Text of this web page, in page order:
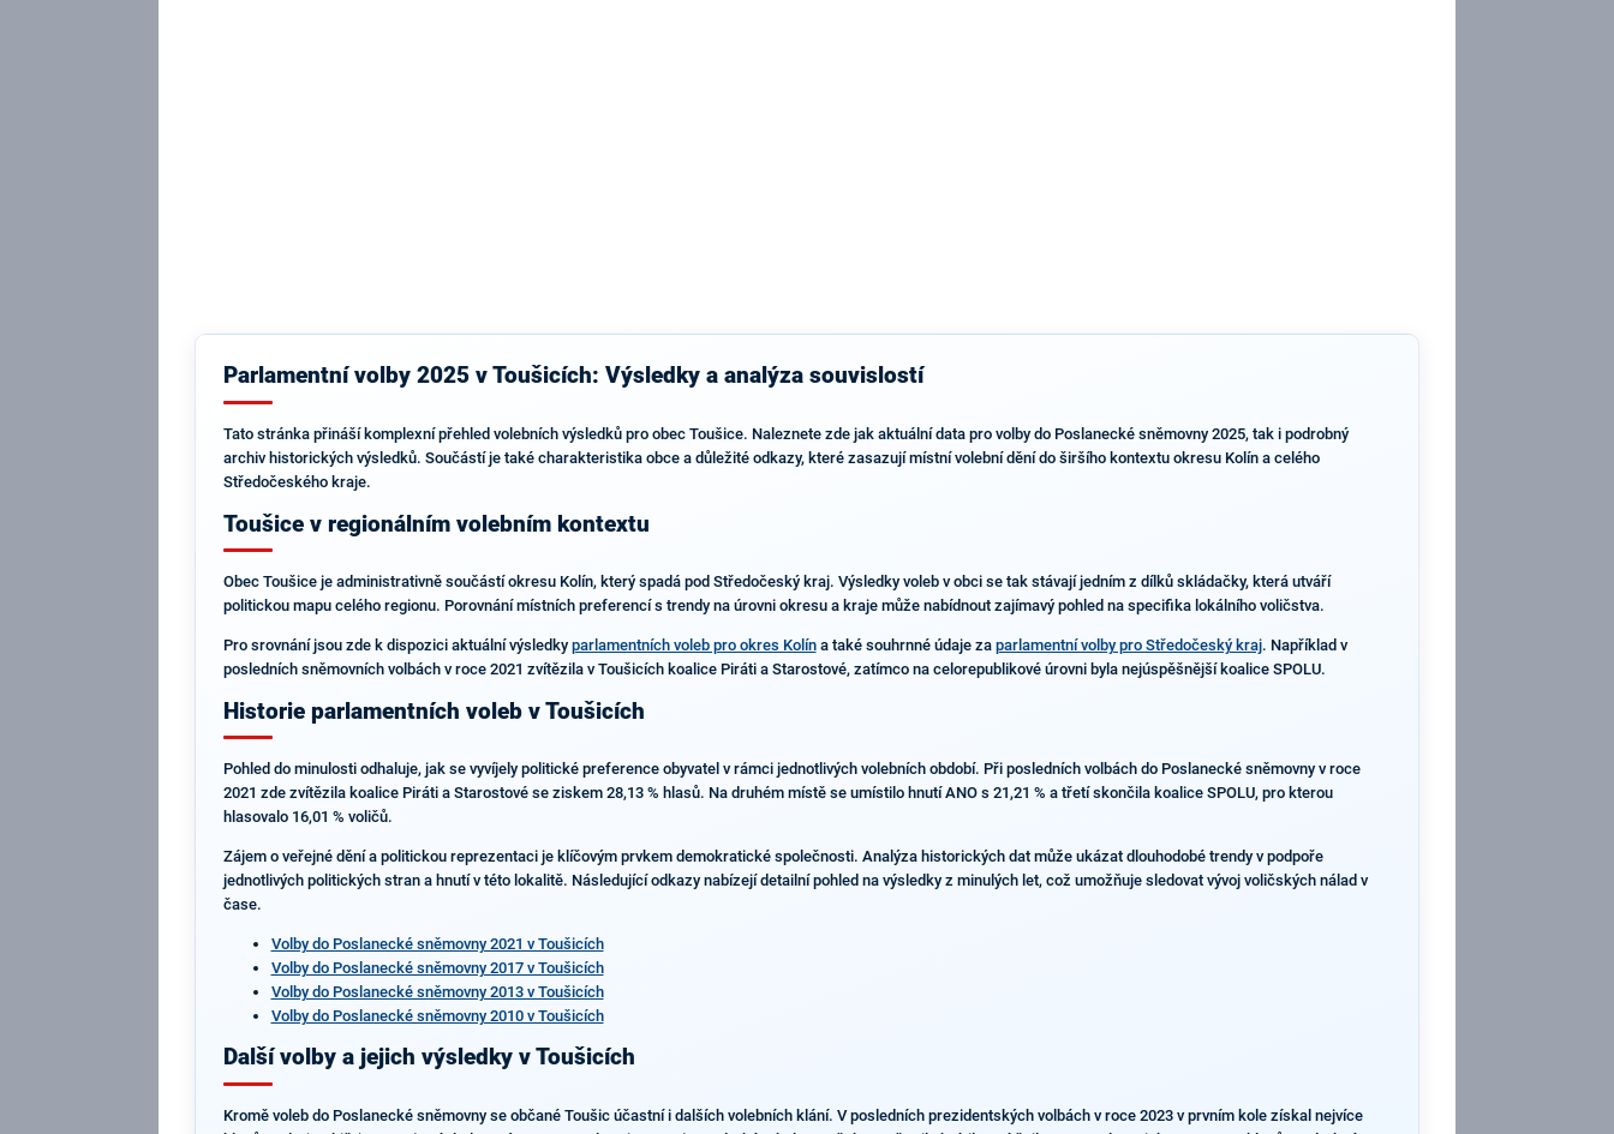
Parlamentní volby 2025 v Toušicích: Výsledky a analýza souvislostí
Tato stránka přináší komplexní přehled volebních výsledků pro obec Toušice. Naleznete zde jak aktuální data pro volby do Poslanecké sněmovny 2025, tak i podrobný
archiv historických výsledků. Součástí je také charakteristika obce a důležité odkazy, které zasazují místní volební dění do širšího kontextu okresu Kolín a celého
Středočeského kraje.
Toušice v regionálním volebním kontextu
Obec Toušice je administrativně součástí okresu Kolín, který spadá pod Středočeský kraj. Výsledky voleb v obci se tak stávají jedním z dílků skládačky, která utváří
politickou mapu celého regionu. Porovnání místních preferencí s trendy na úrovni okresu a kraje může nabídnout zajímavý pohled na specifika lokálního voličstva.
Pro srovnání jsou zde k dispozici aktuální výsledky parlamentních voleb pro okres Kolína také souhrnné údaje za parlamentní volby pro Středočeský kraj. Například v
posledních sněmovních volbách v roce 2021 zvítězila v Toušicích koalice Piráti a Starostové, zatímco na celorepublikové úrovni byla nejúspěšnější koalice SPOLU.
Historie parlamentních voleb v Toušicích
Pohled do minulosti odhaluje, jak se vyvíjely politické preference obyvatel v rámci jednotlivých volebních období. Při posledních volbách do Poslanecké sněmovny v roce
2021 zde zvítězila koalice Piráti a Starostové se ziskem 28,13 % hlasů. Na druhém místě se umístilo hnutí ANO s 21,21 % a třetí skončila koalice SPOLU, pro kterou
hlasovalo 16,01 % voličů.
Zájem o veřejné dění a politickou reprezentaci je klíčovým prvkem demokratické společnosti. Analýza historických dat může ukázat dlouhodobé trendy v podpoře
jednotlivých politických stran a hnutí v této lokalitě. Následující odkazy nabízejí detailní pohled na výsledky z minulých let, což umožňuje sledovat vývoj voličských nálad v
čase.
Volby do Poslanecké sněmovny 2021 v Toušicích
Volby do Poslanecké sněmovny 2017 v Toušicích
Volby do Poslanecké sněmovny 2013 v Toušicích
Volby do Poslanecké sněmovny 2010 v Toušicích
Další volby a jejich výsledky v Toušicích
Kromě voleb do Poslanecké sněmovny se občané Toušic účastní i dalších volebních klání. V posledních prezidentských volbách v roce 2023 v prvním kole získal nejvíce